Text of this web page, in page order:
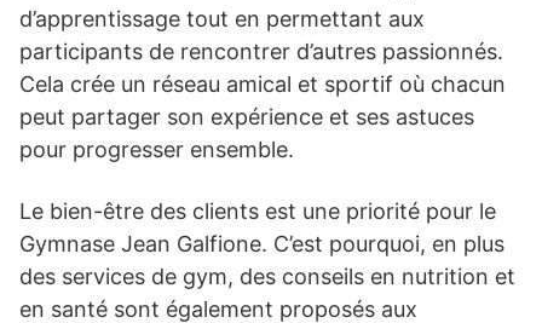
d’apprentissage tout en permettant aux
participants de rencontrer d’autres passionnés.
Cela crée un réseau amical et sportif où chacun
peut partager son expérience et ses astuces
pour progresser ensemble.
Le bien-être des clients est une priorité pour le
Gymnase Jean Galfione. C’est pourquoi, en plus
des services de gym, des conseils en nutrition et
en santé sont également proposés aux